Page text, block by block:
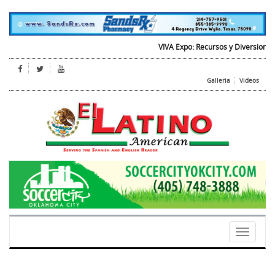
VIVA Expo: Recursos y Diversion para
Galleria Videos
Toggle